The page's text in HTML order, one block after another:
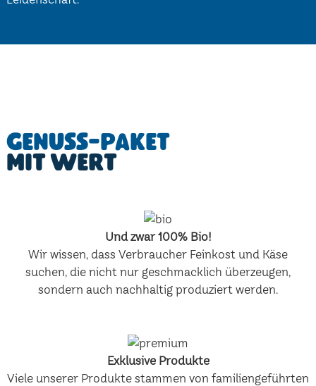
Genuss-Paket
mit Wert
Und zwar 100% Bio!
Wir wissen, dass Verbraucher Feinkost und Käse
suchen, die nicht nur geschmacklich überzeugen,
sondern auch nachhaltig produziert werden.
Exklusive Produkte
Viele unserer Produkte stammen von familiengeführten